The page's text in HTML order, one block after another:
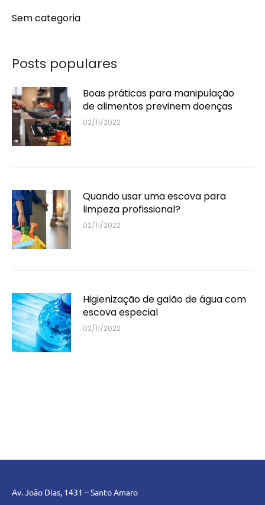
Sem categoria
Posts populares
Boas práticas para manipulação
de alimentos previnem doenças
02/11/2022
Quando usar uma escova para
limpeza profissional?
02/11/2022
Higienização de galão de água com
escova especial
02/11/2022
Av. João Dias, 1431 – Santo Amaro